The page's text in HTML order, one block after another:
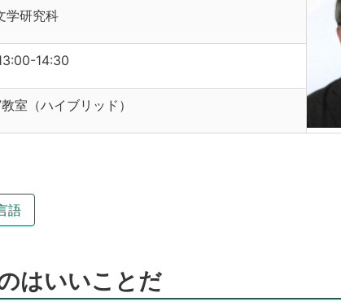
学研究科
14:30
室（ハイブリッド）
語
はいいことだ